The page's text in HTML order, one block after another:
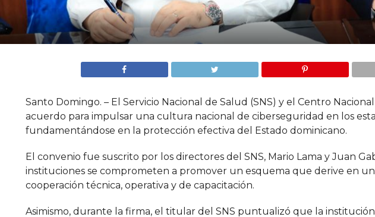
Santo Domingo. – El Servicio Nacional de Salud (SNS) y el Centro
acuerdo para impulsar una cultura nacional de ciberseguridad en los
fundamentándose en la protección efectiva del Estado dominicano.
El convenio fue suscrito por los directores del SNS, Mario Lama y Juan
instituciones se comprometen a promover un esquema que derive en
cooperación técnica, operativa y de capacitación.
Asimismo, durante la firma, el titular del SNS puntualizó que la